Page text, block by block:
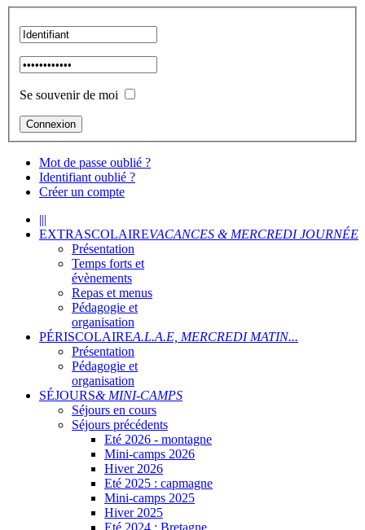
Se souvenir de moi
Mot de passe oublié ?
Identifiant oublié ?
Créer un compte
|||
EXTRASCOLAIREVACANCES & MERCREDI JOURNÉE
Présentation
Temps forts et
évènements
Repas et menus
Pédagogie et
organisation
PÉRISCOLAIREA.L.A.E, MERCREDI MATIN...
Présentation
Pédagogie et
organisation
SÉJOURS& MINI-CAMPS
Séjours en cours
Séjours précédents
Eté 2026 - montagne
Mini-camps 2026
Hiver 2026
Eté 2025 : capmagne
Mini-camps 2025
Hiver 2025
Eté 2024 : Bretagne